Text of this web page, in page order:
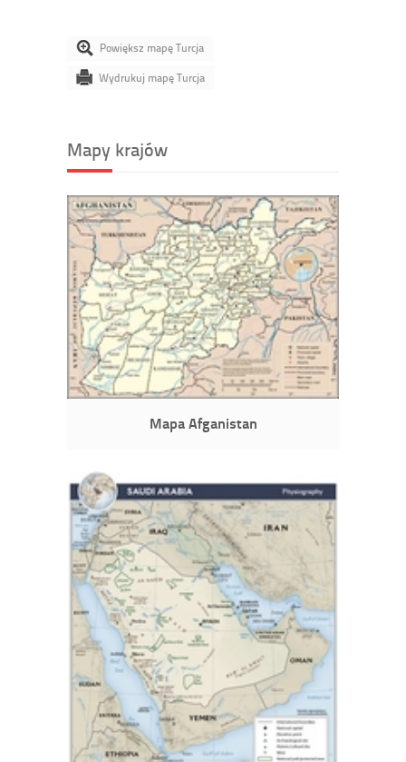
Powiększ mapę Turcja
Wydrukuj mapę Turcja
Mapy krajów
Mapa Afganistan